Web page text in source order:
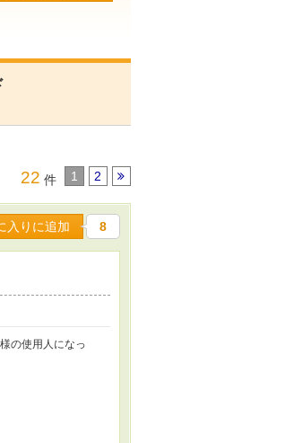
22 件 1 2
入りに追加 8
の使用人になっ